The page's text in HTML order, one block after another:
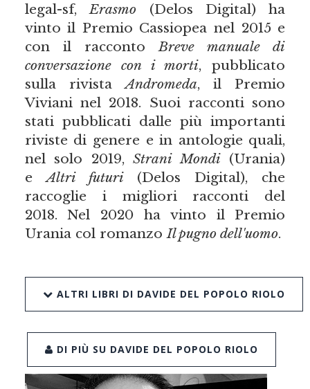
legal-sf,Erasmo (Delos Digital) ha
vinto il Premio Cassiopea nel 2015 e
con il raccontoBreve manuale di
conversazione con i morti, pubblicato
sulla rivistaAndromeda, il Premio
Viviani nel 2018. Suoi racconti sono
stati pubblicati dalle più importanti
riviste di genere e in antologie quali,
nel solo 2019,Strani Mondi(Urania)
eAltri futuri(Delos Digital), che
raccoglie i migliori racconti del
2018. Nel 2020 ha vinto il Premio
Urania col romanzoIl pugno dell'uomo.
ALTRI LIBRI DI DAVIDE DEL POPOLO RIOLO
DI PIÙ SU DAVIDE DEL POPOLO RIOLO